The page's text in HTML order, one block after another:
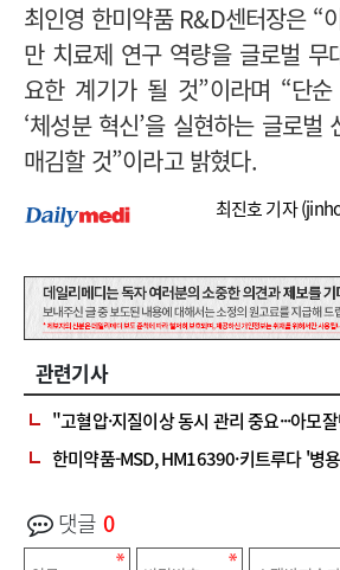
최인영 한미약품 R&D센터장은 “
만 치료제 연구 역량을 글로벌 무
요한 계기가 될 것”이라며 “단
‘체성분 혁신’을 실현하는 글로벌
매김할 것”이라고 밝혔다.
최진호 기자 (
관련기사
"고혈압·지질이상 동시 관리 중요···아모
한미약품-MSD, HM16390·키트루다 '병
댓글 0